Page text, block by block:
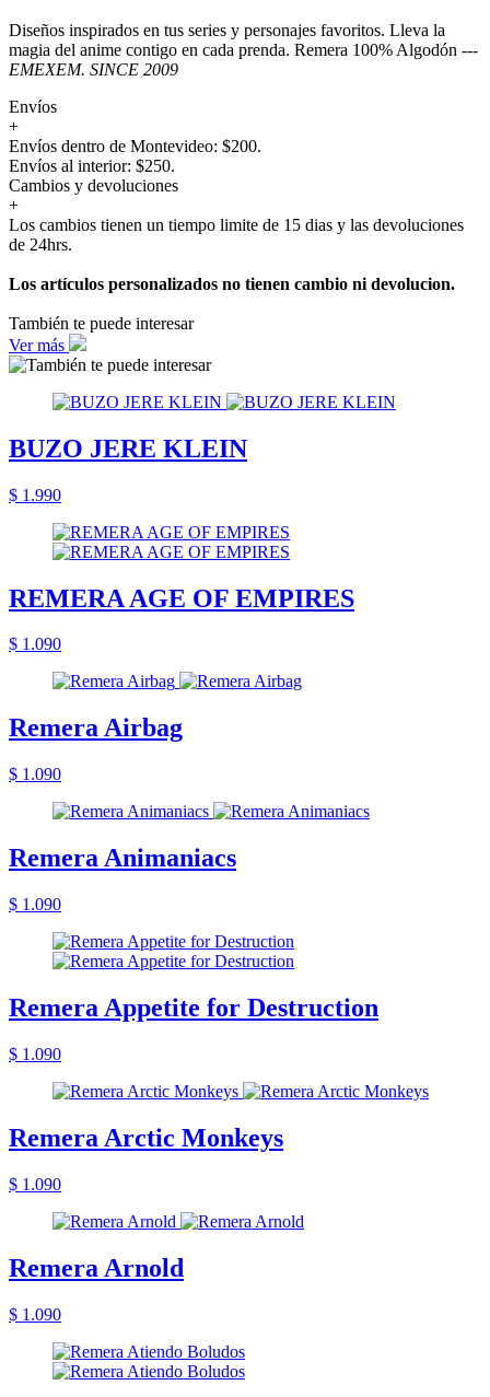
Diseños inspirados en tus series y personajes favoritos. Lleva la
magia del anime contigo en cada prenda. Remera 100% Algodón ---
EMEXEM. SINCE 2009
Envíos
+
Envíos dentro de Montevideo: $200.
Envíos al interior: $250.
Cambios y devoluciones
+
Los cambios tienen un tiempo limite de 15 dias y las devoluciones
de 24hrs.
Los artículos personalizados no tienen cambio ni devolucion.
También te puede interesar
Ver más
BUZO JERE KLEIN
$ 1.990
REMERA AGE OF EMPIRES
$ 1.090
Remera Airbag
$ 1.090
Remera Animaniacs
$ 1.090
Remera Appetite for Destruction
$ 1.090
Remera Arctic Monkeys
$ 1.090
Remera Arnold
$ 1.090